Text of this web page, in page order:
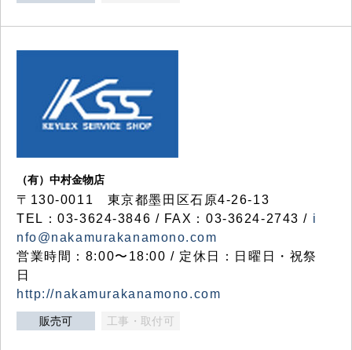
（有）中村金物店
〒130-0011 東京都墨田区石原4-26-13
TEL：03-3624-3846 / FAX：03-3624-2743 / i
nfo@nakamurakanamono.com
営業時間：8:00〜18:00 / 定休日：日曜日・祝祭
日
http://nakamurakanamono.com
販売可 工事・取付可